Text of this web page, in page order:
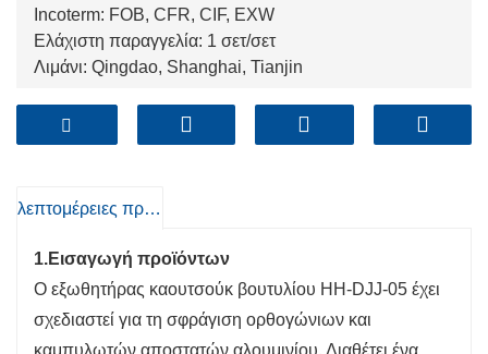
Incoterm: FOB, CFR, CIF, EXW
Ελάχιστη παραγγελία: 1 σετ/σετ
Λιμάνι: Qingdao, Shanghai, Tianjin
λεπτομέρειες προιόντος
1.Εισαγωγή προϊόντων
Ο εξωθητήρας καουτσούκ βουτυλίου HH-DJJ-05 έχει
σχεδιαστεί για τη σφράγιση ορθογώνιων και
καμπυλωτών αποστατών αλουμινίου. Διαθέτει ένα